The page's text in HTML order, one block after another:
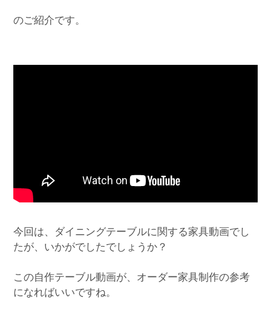
のご紹介です。
今回は、ダイニングテーブルに関する家具動画でし
たが、いかがでしたでしょうか？
この自作テーブル動画が、オーダー家具制作の参考
になればいいですね。